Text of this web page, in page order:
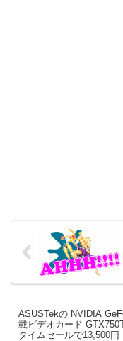
ASUSTekの NVIDIA
載ビデオカード
タイムセールで13,500円